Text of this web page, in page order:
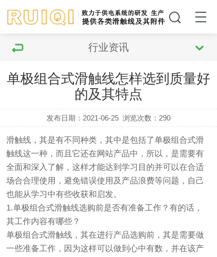
行业资讯
单极组合式滑触线怎样选到质量好
的及其特点
发布日期：2021-06-25 浏览次数： 290
滑触线，其是有不同种类，其中是包括了单极组合式滑
触线这一种，而且它还在网站产品中，所以，是需要有
全面和深入了解，这样才能达到学习目的并可以在合适
场合合理使用，避免错误使用及产品浪费等问题，自己
也能从学习中有些收获和启发。
1.单极组合式滑触线选购前是否有准备工作？有的话，
其工作内容有哪些？
单极组合式滑触线，其在进行产品选购前，其是需要做
一些准备工作，因为这样可以做到心中有数，并在该产